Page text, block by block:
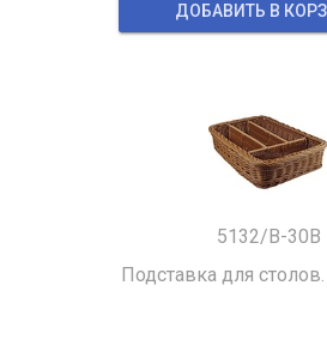
ДОБАВИТЬ В
5132/B-30B
Подставка для